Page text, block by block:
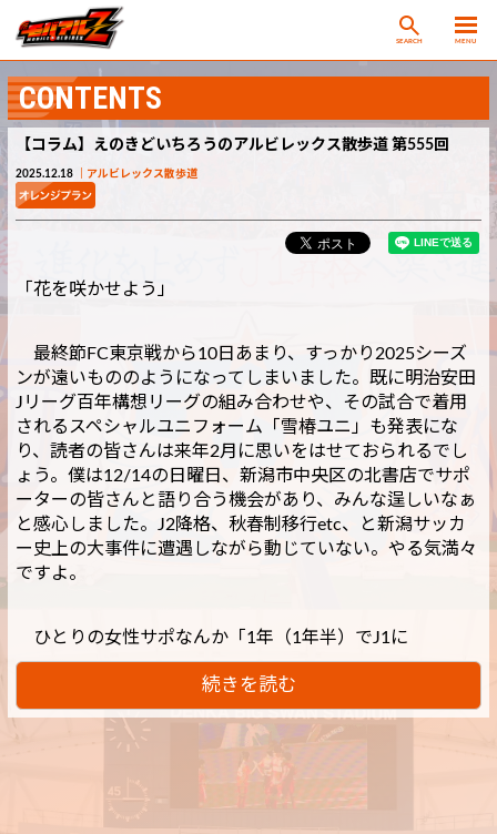
SEARCH MENU
CONTENTS
【コラム】えのきどいちろうのアルビレックス散歩道 第555回
2025.12.18 アルビレックス散歩道
「花を咲かせよう」
最終節FC東京戦から10日あまり、すっかり2025シーズ
ンが遠いもののようになってしまいました。既に明治安田
Jリーグ百年構想リーグの組み合わせや、その試合で着用
されるスペシャルユニフォーム「雪椿ユニ」も発表にな
り、読者の皆さんは来年2月に思いをはせておられるでし
ょう。僕は12/14の日曜日、新潟市中央区の北書店でサポ
ーターの皆さんと語り合う機会があり、みんな逞しいなぁ
と感心しました。J2降格、秋春制移行etc、と新潟サッカ
ー史上の大事件に遭遇しながら動じていない。やる気満々
ですよ。
ひとりの女性サポなんか「1年（1年半）でJ1に
続きを読む